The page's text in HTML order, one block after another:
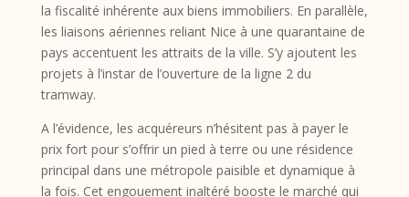
la fiscalité inhérente aux biens immobiliers. En parallèle,
les liaisons aériennes reliant Nice à une quarantaine de
pays accentuent les attraits de la ville. S’y ajoutent les
projets à l’instar de l’ouverture de la ligne 2 du
tramway.
A l’évidence, les acquéreurs n’hésitent pas à payer le
prix fort pour s’offrir un pied à terre ou une résidence
principal dans une métropole paisible et dynamique à
la fois. Cet engouement inaltéré booste le marché qui